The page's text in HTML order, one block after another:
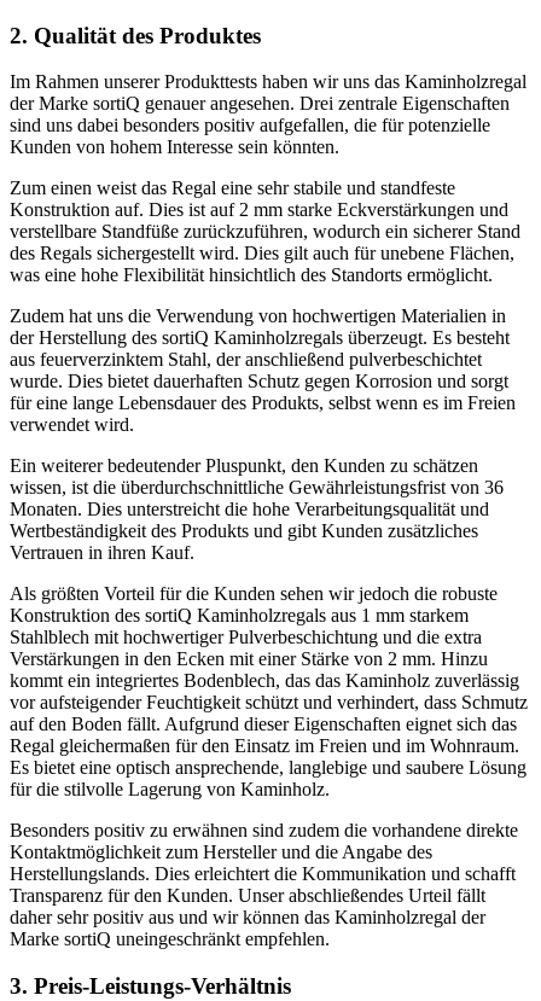
2. Qualität des Produktes
Im Rahmen unserer Produkttests haben wir uns das Kaminholzregal
der Marke sortiQ genauer angesehen. Drei zentrale Eigenschaften
sind uns dabei besonders positiv aufgefallen, die für potenzielle
Kunden von hohem Interesse sein könnten.
Zum einen weist das Regal eine sehr stabile und standfeste
Konstruktion auf. Dies ist auf 2 mm starke Eckverstärkungen und
verstellbare Standfüße zurückzuführen, wodurch ein sicherer Stand
des Regals sichergestellt wird. Dies gilt auch für unebene Flächen,
was eine hohe Flexibilität hinsichtlich des Standorts ermöglicht.
Zudem hat uns die Verwendung von hochwertigen Materialien in
der Herstellung des sortiQ Kaminholzregals überzeugt. Es besteht
aus feuerverzinktem Stahl, der anschließend pulverbeschichtet
wurde. Dies bietet dauerhaften Schutz gegen Korrosion und sorgt
für eine lange Lebensdauer des Produkts, selbst wenn es im Freien
verwendet wird.
Ein weiterer bedeutender Pluspunkt, den Kunden zu schätzen
wissen, ist die überdurchschnittliche Gewährleistungsfrist von 36
Monaten. Dies unterstreicht die hohe Verarbeitungsqualität und
Wertbeständigkeit des Produkts und gibt Kunden zusätzliches
Vertrauen in ihren Kauf.
Als größten Vorteil für die Kunden sehen wir jedoch die robuste
Konstruktion des sortiQ Kaminholzregals aus 1 mm starkem
Stahlblech mit hochwertiger Pulverbeschichtung und die extra
Verstärkungen in den Ecken mit einer Stärke von 2 mm. Hinzu
kommt ein integriertes Bodenblech, das das Kaminholz zuverlässig
vor aufsteigender Feuchtigkeit schützt und verhindert, dass Schmutz
auf den Boden fällt. Aufgrund dieser Eigenschaften eignet sich das
Regal gleichermaßen für den Einsatz im Freien und im Wohnraum.
Es bietet eine optisch ansprechende, langlebige und saubere Lösung
für die stilvolle Lagerung von Kaminholz.
Besonders positiv zu erwähnen sind zudem die vorhandene direkte
Kontaktmöglichkeit zum Hersteller und die Angabe des
Herstellungslands. Dies erleichtert die Kommunikation und schafft
Transparenz für den Kunden. Unser abschließendes Urteil fällt
daher sehr positiv aus und wir können das Kaminholzregal der
Marke sortiQ uneingeschränkt empfehlen.
3. Preis-Leistungs-Verhältnis